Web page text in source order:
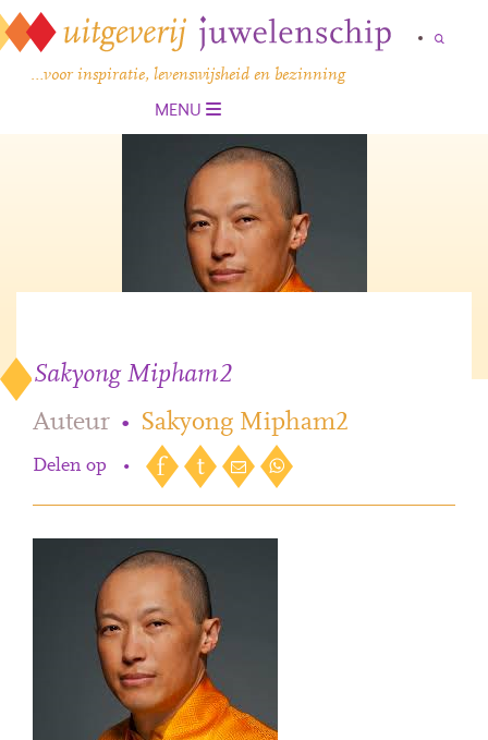
…voor inspiratie, levenswijsheid en bezinning
MENU
Sakyong Mipham2
Auteur • Sakyong Mipham2
Delen op •